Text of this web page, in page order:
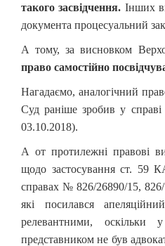
такого засвідчення. Інших
документа процесуальний
А тому, за висновком
право самостійно
Нагадаємо, аналогічний
Суд раніше зробив у справі
03.10.2018).
А от протилежні правові
щодо застосування ст. 59
справах № 826/26890/15,
які посилався
релевантними,
представником не був